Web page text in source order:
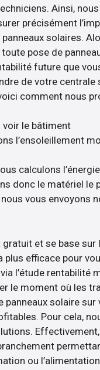
Ainsi,
précisément
panneaux solaires.
pose de
future que
de votre centrale
comment nous
voir le bâtiment
l’ensoleillement
calculons
donc le matériel le
vous envoyons
et se base sur
plus efficace pour
l’étude rentabilité
le moment où les
panneaux solaire
Pour cela,
ou